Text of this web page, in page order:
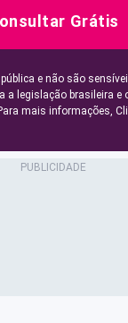
Grátis
e não são
a legislação brasileira e
mais informações,